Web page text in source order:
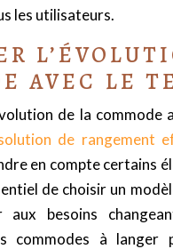
les utilisateurs.
AVEC LE
de la commode
de rangement
en compte certains
de choisir un
aux besoins
commodes à langer